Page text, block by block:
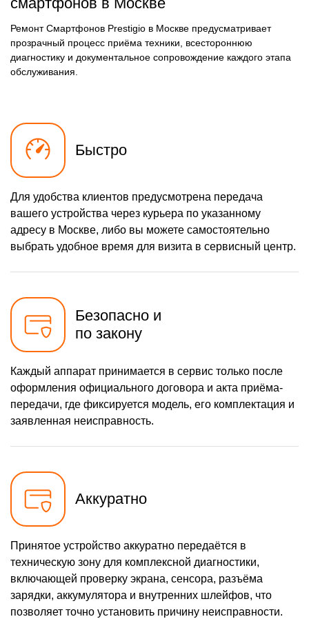
Ремонт Смартфонов Prestigio в Москве предусматривает
прозрачный процесс приёма техники, всестороннюю
диагностику и документальное сопровождение каждого этапа
обслуживания.
Быстро
Для удобства клиентов предусмотрена передача
вашего устройства через курьера по указанному
адресу в Москве, либо вы можете самостоятельно
выбрать удобное время для визита в сервисный центр.
Безопасно и
по закону
Каждый аппарат принимается в сервис только после
оформления официального договора и акта приёма-
передачи, где фиксируется модель, его комплектация и
заявленная неисправность.
Аккуратно
Принятое устройство аккуратно передаётся в
техническую зону для комплексной диагностики,
включающей проверку экрана, сенсора, разъёма
зарядки, аккумулятора и внутренних шлейфов, что
позволяет точно установить причину неисправности.